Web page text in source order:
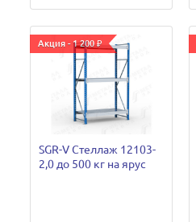
Акция - 1 200 ₽
SGR-V Стеллаж 12103-
2,0 до 500 кг на ярус